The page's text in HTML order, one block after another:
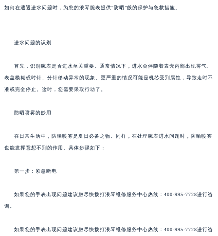
如何在遭遇进水问题时，为您的浪琴腕表提供“防晒”般的保护与急救措施。
进水问题的识别
首先，识别腕表是否进水至关重要。通常情况下，进水会伴随着表壳内部出现雾气、
表盘模糊或时针、分针移动异常的现象。更严重的情况可能是机芯受到腐蚀，导致走时不
准或完全停止。这时，您需要采取行动了。
防晒喷雾的妙用
在日常生活中，防晒喷雾是夏日必备之物。同样，在处理腕表进水问题时，防晒喷雾
也能发挥意想不到的作用。具体步骤如下：
第一步：紧急断电
如果您的手表出现问题建议您尽快拨打浪琴维修服务中心热线：400-995-7728进行咨
询。
如果您的手表出现问题建议您尽快拨打浪琴维修服务中心热线：400-995-7728进行咨